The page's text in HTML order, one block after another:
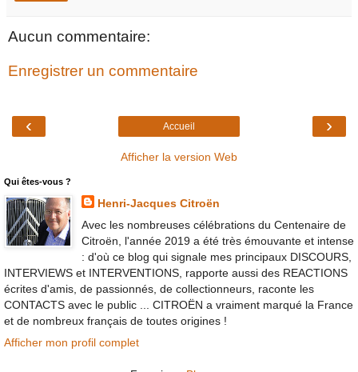
Aucun commentaire:
Enregistrer un commentaire
‹ ›
Accueil
Afficher la version Web
Qui êtes-vous ?
Henri-Jacques Citroën
Avec les nombreuses célébrations du Centenaire de
Citroën, l'année 2019 a été très émouvante et intense
: d'où ce blog qui signale mes principaux DISCOURS,
INTERVIEWS et INTERVENTIONS, rapporte aussi des REACTIONS
écrites d'amis, de passionnés, de collectionneurs, raconte les
CONTACTS avec le public ... CITROËN a vraiment marqué la France
et de nombreux français de toutes origines !
Afficher mon profil complet